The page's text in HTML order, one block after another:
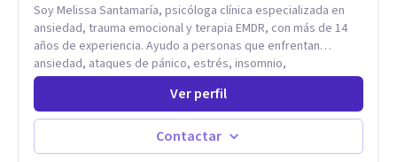
Soy Melissa Santamaría, psicóloga clínica especializada en
ansiedad, trauma emocional y terapia EMDR, con más de 14
años de experiencia. Ayudo a personas que enfrentan
ansiedad, ataques de pánico, estrés, insomnio,
pensamientos intrusivos, baja autoestima y experiencias
difíciles que continúan afectando su bienestar. Trabajo con
EMDR, terapia cognitivo-conductual y terapias contextuales
basadas en evidencia científica para ayudarte a comprender
el origen de tu malestar, sanar heridas emocionales y
Ver perfil
Contactar